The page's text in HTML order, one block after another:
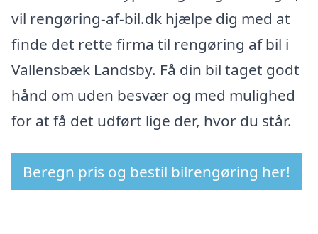
vil rengøring-af-bil.dk hjælpe dig med at
finde det rette firma til rengøring af bil i
Vallensbæk Landsby. Få din bil taget godt
hånd om uden besvær og med mulighed
for at få det udført lige der, hvor du står.
Beregn pris og bestil bilrengøring her!